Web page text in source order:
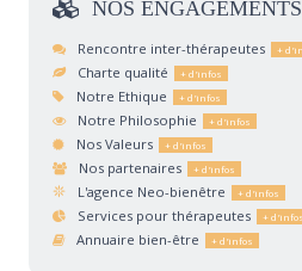
NOS ENGAGEMENTS
Rencontre inter-thérapeutes
Charte qualité
Notre Ethique
Notre Philosophie
Nos Valeurs
Nos partenaires
L'agence Neo-bienêtre
Services pour thérapeutes
Annuaire bien-être